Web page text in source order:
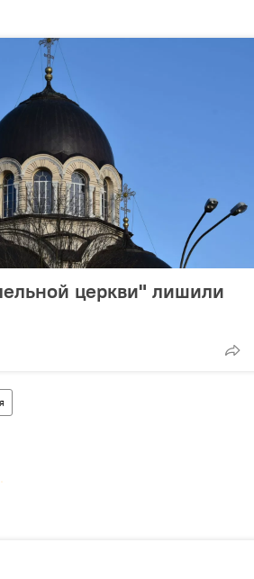
церкви" лишили